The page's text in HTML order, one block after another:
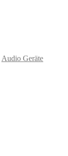
Audio Geräte